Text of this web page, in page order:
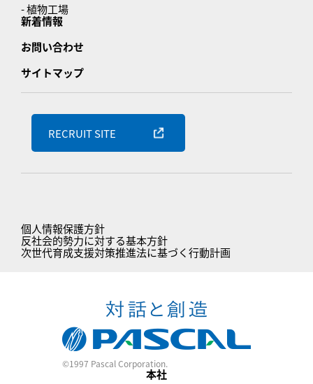
- 植物工場
新着情報
お問い合わせ
サイトマップ
RECRUIT SITE
個人情報保護方針
反社会的勢力に対する基本方針
次世代育成支援対策推進法に基づく行動計画
©1997 Pascal Corporation.
本社